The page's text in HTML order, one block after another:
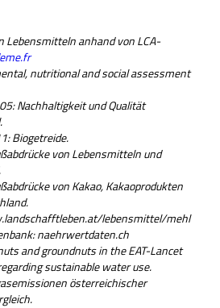
anhand von LCA-
nutritional and social assessment
Nachhaltigkeit und Qualität
Biogetreide.
von Lebensmitteln und
von Kakao, Kakaoprodukten
lebensmittel/mehl
naehrwertdaten.ch
and groundnuts in the EAT-Lancet
sustainable water use.
österreichischer